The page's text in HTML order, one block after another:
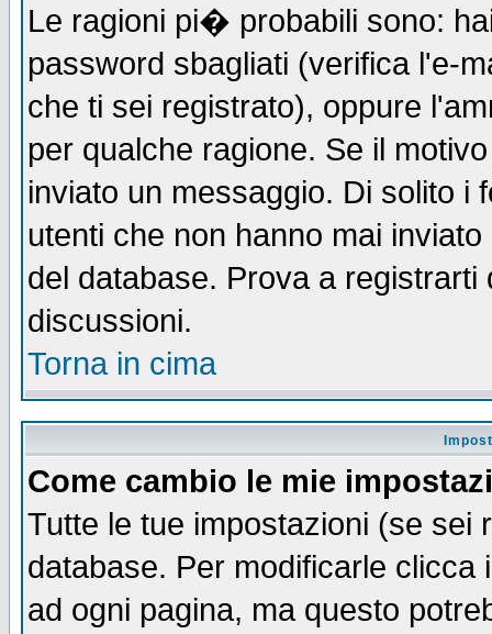
Le ragioni pi� probabili sono:
password sbagliati (verifica l'e-
che ti sei registrato), oppure
per qualche ragione. Se il
inviato un messaggio. Di solito i
utenti che non hanno mai
del database. Prova a
discussioni.
Torna in cima
Come cambio le mie
Tutte le tue impostazioni (se sei
database. Per modificarle clicca
ad ogni pagina, ma questo